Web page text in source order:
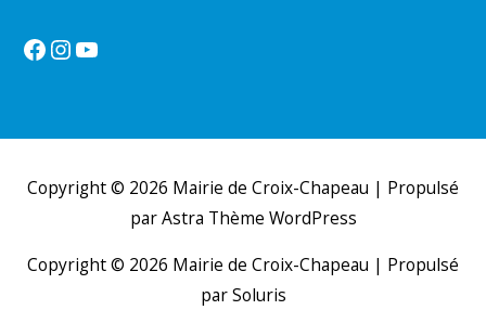
Facebook
Instagram
YouTube
Copyright © 2026 Mairie de Croix-Chapeau | Propulsé
parAstra Thème WordPress
Copyright © 2026 Mairie de Croix-Chapeau | Propulsé
par Soluris